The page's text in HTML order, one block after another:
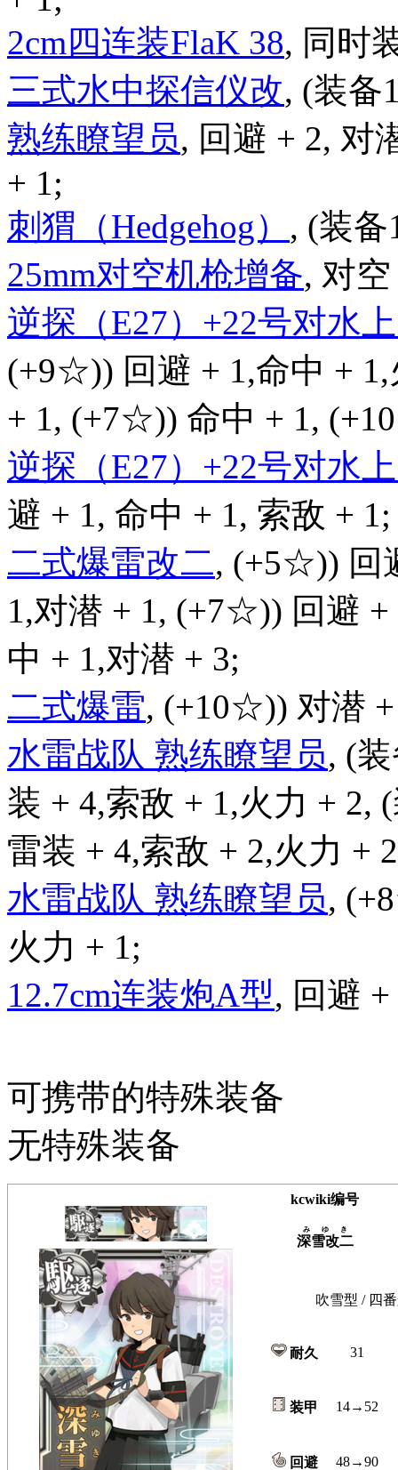
2cm四连装FlaK 38, 同时
三式水中探信仪改, (装备
熟练瞭望员, 回避 + 2, 对
+ 1;
刺猬（Hedgehog） , (装备
25mm对空机枪增备, 对
逆探（E27）+22号对水
(+9☆)) 回避 + 1,命中 +
+ 1, (+7☆)) 命中 + 1,
逆探（E27）+22号对水
避 + 1, 命中 + 1, 索敌 + 1;
二式爆雷改二, (+5☆)) 回
1,对潜 + 1, (+7☆)) 回避
中 + 1,对潜 + 3;
二式爆雷, (+10☆)) 对潜
水雷战队 熟练瞭望员, (
装 + 4,索敌 + 1,火力 + 2,
雷装 + 4,索敌 + 2,火力 +
水雷战队 熟练瞭望员,
火力 + 1;
12.7cm连装炮A型, 回避 +
可携带的特殊装备
无特殊装备
kcwiki编号
深雪改二
みゆき
吹雪型 / 四
耐久 31
装甲 14→52
回避 48→90